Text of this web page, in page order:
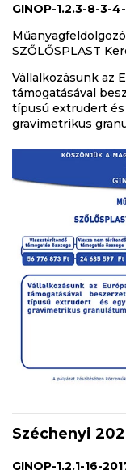
GINOP-1.2.3-8-3-
SZŐLŐSPLAST
Vállalkozásunk az
támogatásával
típusú extrudert és
gravimetrikus
Széchenyi
GINOP-1.2.1-16-